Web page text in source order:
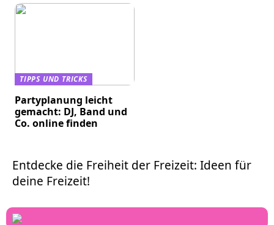
TIPPS UND TRICKS
Partyplanung leicht
gemacht: DJ, Band und
Co. online finden
Entdecke die Freiheit der Freizeit: Ideen für
deine Freizeit!